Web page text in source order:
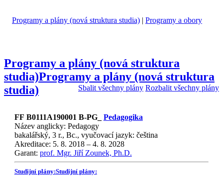
Programy a plány (nová struktura studia) | Programy a obory
Programy a plány (nová struktura
studia)Programy a plány (nová struktura
studia)
Sbalit všechny plány Rozbalit všechny plány
FF B0111A190001 B-PG_ Pedagogika
Název anglicky: Pedagogy
bakalářský, 3 r., Bc., vyučovací jazyk: čeština
Akreditace: 5. 8. 2018 – 4. 8. 2028
Garant: prof. Mgr. Jiří Zounek, Ph.D.
Studijní plány:Studijní plány: